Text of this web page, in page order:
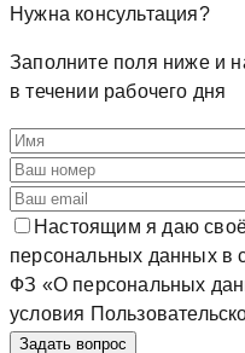
Нужна консультация?
Заполните поля ниже и
в течении рабочего дня
Настоящим я даю
персональных данных в
ФЗ «О персональных
условия